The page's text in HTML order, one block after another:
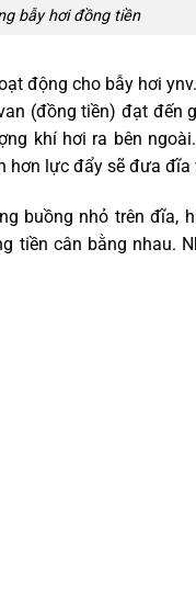
bẫy hơi đồng tiền
động cho bẫy hơi
(đồng tiền) đạt đến
khí hơi ra bên
lực đẩy sẽ đưa đĩa
buồng nhỏ trên đĩa,
tiền cân bằng nhau.